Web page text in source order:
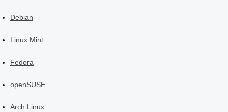
Debian
Linux Mint
Fedora
openSUSE
Arch Linux